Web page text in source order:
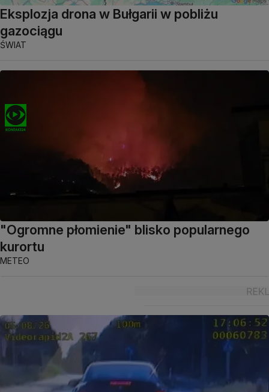
Eksplozja drona w Bułgarii w pobliżu
gazociągu
ŚWIAT
"Ogromne płomienie" blisko popularnego
kurortu
METEO